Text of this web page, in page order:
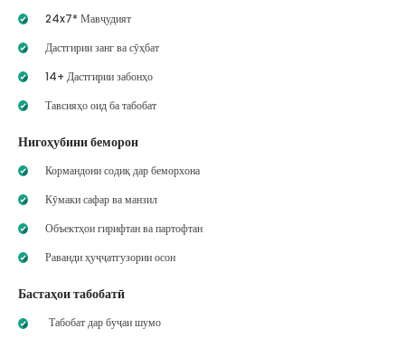
24x7* Мавҷудият
Дастгирии занг ва сӯҳбат
14+ Дастгирии забонҳо
Тавсияҳо оид ба табобат
Нигоҳубини беморон
Кормандони содиқ дар беморхона
Кӯмаки сафар ва манзил
Объектҳои гирифтан ва партофтан
Раванди ҳуҷҷатгузории осон
Бастаҳои табобатӣ
Табобат дар буҷаи шумо